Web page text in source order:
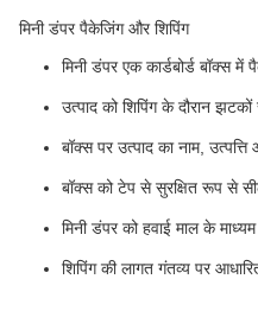
मिनी डंपर पैकेजिंग और शिपिंग
मिनी डंपर एक कार्डबोर्ड बॉक्स में
उत्पाद को शिपिंग के दौरान
बॉक्स पर उत्पाद का नाम,
बॉक्स को टेप से सुरक्षित रूप से
मिनी डंपर को हवाई माल के
शिपिंग की लागत गंतव्य पर